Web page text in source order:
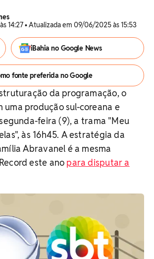
14:27 • Atualizada em 09/06/2025 às 15:53
iBahia no Google News
fonte preferida no Google
da programação, o
uma produção sul-coreana e
feira (9), a trama "Meu
às 16h45. A estratégia da
Abravanel é a mesma
este ano para disputar a